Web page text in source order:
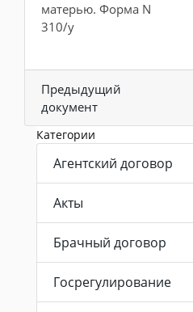
матерью. Форма N
310/у
Предыдущий
документ
Категории
Агентский договор
Акты
Брачный договор
Госрегулирование